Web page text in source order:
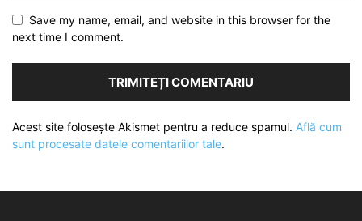
Save my name, email, and website in this browser for the
next time I comment.
Acest site folosește Akismet pentru a reduce spamul. Află cum
sunt procesate datele comentariilor tale.